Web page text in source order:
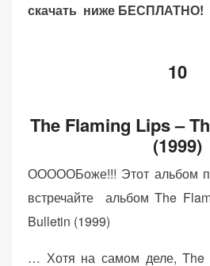
скачать ниже БЕСПЛАТНО!
10
The Flaming Lips –
(1999)
ОООООБоже!!! Этот альбом
встречайте альбом The
Bulletin (1999)
… Хотя на самом деле, The